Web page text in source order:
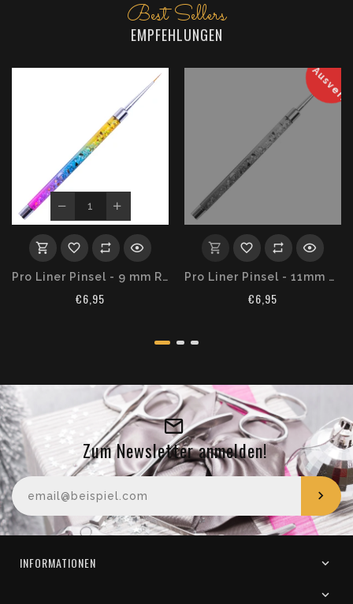
Best Sellers
EMPFEHLUNGEN
Pro Liner Pinsel - 9 mm REGENBOGEN
€6,95
Pro Liner Pinsel - 11mm REGENBOGEN
€6,95
Zum Newsletter anmelden!
INFORMATIONEN